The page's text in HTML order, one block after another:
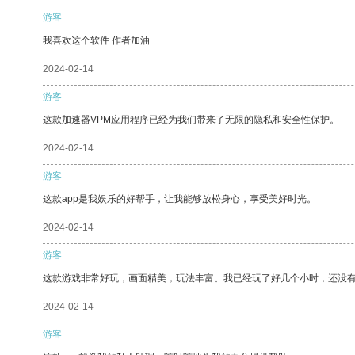
游客
我喜欢这个软件 作者加油
2024-02-14
游客
这款加速器VPM应用程序已经为我们带来了无限的隐私和安全性保护。
2024-02-14
游客
这款app是我娱乐的好帮手，让我能够放松身心，享受美好时光。
2024-02-14
游客
这款游戏非常好玩，画面精美，玩法丰富。我已经玩了好几个小时，还没
2024-02-14
游客